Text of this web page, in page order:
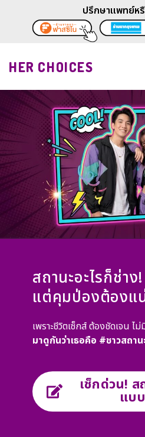
ปรึกษาแพทย์ห
HER CHOICES
สถานะอะไรก็ช่าง!
แต่คุมป่องต้องแ
เพราะชีวิตเซ็กส์ ต้องชัดเจน ไ
มาดูกันว่าเธอคือ #ชาวสถาน
เช็กด่วน! ส
แบ